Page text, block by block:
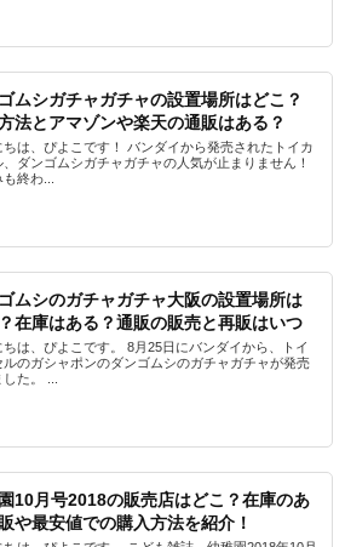
ムシガチャガチャの設置場所はどこ？
法とアマゾンや楽天の通販はある？
ちは、ぴよこです！ バンダイから発売されたトイカ
、ダンゴムシガチャガチャの人気が止まりません！
終わ...
ムシのガチャガチャ大阪の設置場所は
在庫はある？通販の販売と再販はいつ
ちは、ぴよこです。 8月25日にバンダイから、トイ
ルのガシャポンのダンゴムシのガチャガチャが発売
た。 ...
10月号2018の販売店はどこ？在庫のあ
や最安値での購入方法を紹介！